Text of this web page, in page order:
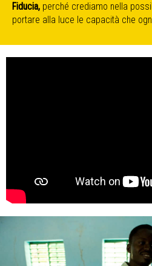
Fiducia, perché crediamo nella
portare alla luce le capacità che